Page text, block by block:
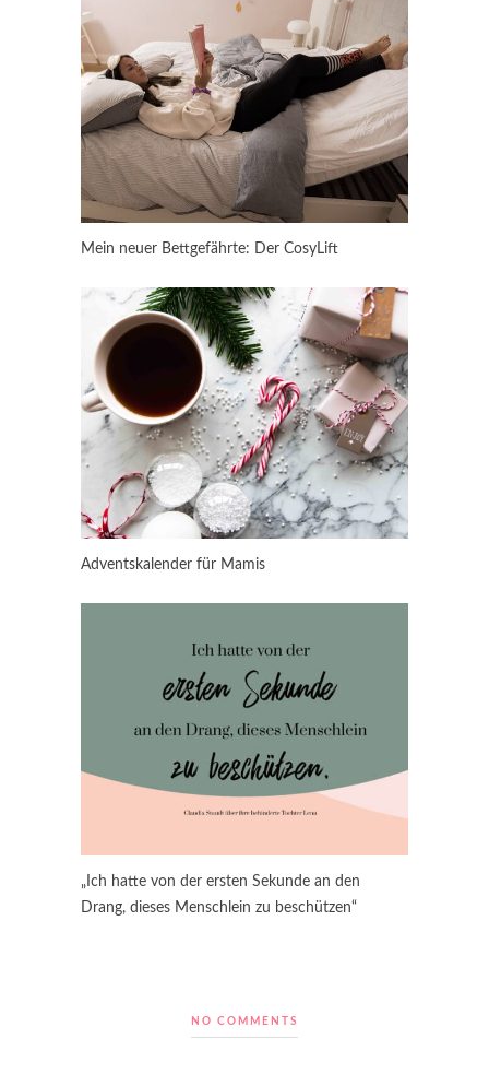
Mein neuer Bettgefährte: Der CosyLift
Adventskalender für Mamis
„Ich hatte von der ersten Sekunde an den
Drang, dieses Menschlein zu beschützen“
NO COMMENTS